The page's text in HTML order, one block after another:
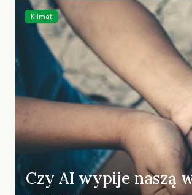
Czy AI wypije naszą
Klimat